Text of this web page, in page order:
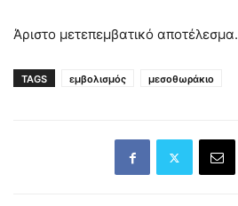
Άριστο μετεπεμβατικό αποτέλεσμα.
TAGS εμβολισμός μεσοθωράκιο